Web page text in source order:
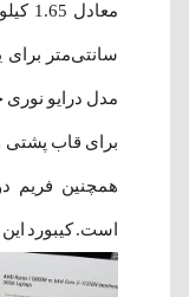
سانتی‌متر
مدل درایو
برای قاب
همچنین فریم
است. کیبورد